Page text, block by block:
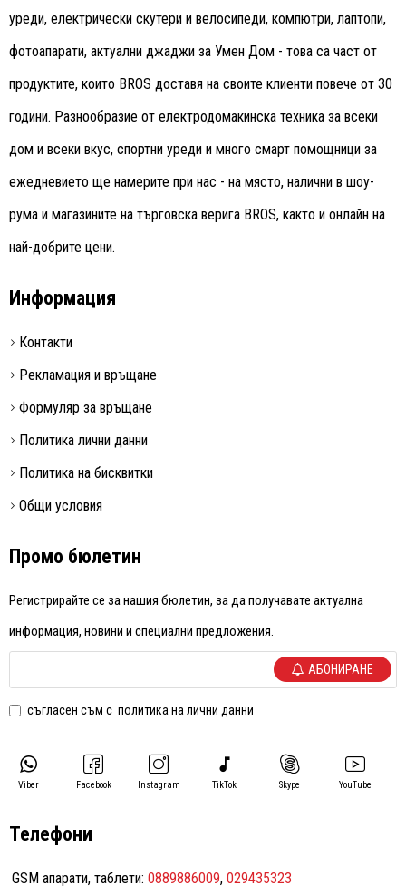
уреди, електрически скутери и велосипеди, компютри, лаптопи,
фотоапарати, актуални джаджи за Умен Дом - това са част от
продуктите, които BROS доставя на своите клиенти повече от 30
години. Разнообразие от електродомакинска техника за всеки
дом и всеки вкус, спортни уреди и много смарт помощници за
ежедневието ще намерите при нас - на място, налични в шоу-
рума и магазините на търговска верига BROS, както и онлайн на
най-добрите цени.
Информация
Контакти
Рекламация и връщане
Формуляр за връщане
Политика лични данни
Политика на бисквитки
Общи условия
Промо бюлетин
Регистрирайте се за нашия бюлетин, за да получавате актуална
информация, новини и специални предложения.
АБОНИРАНЕ
съгласен съм с политика на лични данни
Viber Facebook Instagram TikTok Skype YouTube
Телефони
GSM апарати, таблети: 0889886009, 029435323